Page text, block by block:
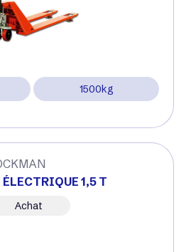
1500kg
1,5 T
Achat